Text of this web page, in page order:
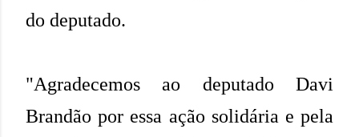
do deputado.
"Agradecemos ao deputado Davi
Brandão por essa ação solidária e pela